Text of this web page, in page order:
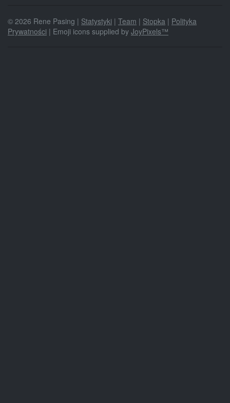
© 2026 Rene Pasing | Statystyki | Team | Stopka | Polityka
Prywatności | Emoji icons supplied by JoyPixels™